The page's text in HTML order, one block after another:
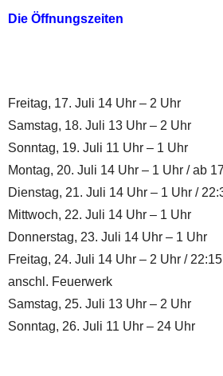
Die Öffnungszeiten
Freitag, 17. Juli 14 Uhr – 2 Uhr
Samstag, 18. Juli 13 Uhr – 2 Uhr
Sonntag, 19. Juli 11 Uhr – 1 Uhr
Montag, 20. Juli 14 Uhr – 1 Uhr / ab
Dienstag, 21. Juli 14 Uhr – 1 Uhr /
Mittwoch, 22. Juli 14 Uhr – 1 Uhr
Donnerstag, 23. Juli 14 Uhr – 1 Uhr
Freitag, 24. Juli 14 Uhr – 2 Uhr /
anschl. Feuerwerk
Samstag, 25. Juli 13 Uhr – 2 Uhr
Sonntag, 26. Juli 11 Uhr – 24 Uhr